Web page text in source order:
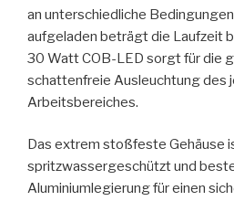
an unterschiedliche
aufgeladen beträgt die Laufzeit
30 Watt COB-LED sorgt für die
schattenfreie Ausleuchtung des
Arbeitsbereiches.
Das extrem stoßfeste Gehäuse
spritzwassergeschützt und
Aluminiumlegierung für einen